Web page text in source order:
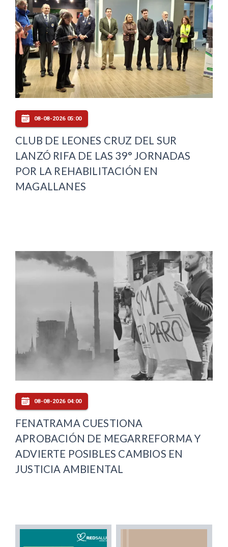
08-08-2026 05:00
CLUB DE LEONES CRUZ DEL SUR
LANZÓ RIFA DE LAS 39° JORNADAS
POR LA REHABILITACIÓN EN
MAGALLANES
08-08-2026 04:00
FENATRAMA CUESTIONA
APROBACIÓN DE MEGARREFORMA Y
ADVIERTE POSIBLES CAMBIOS EN
JUSTICIA AMBIENTAL